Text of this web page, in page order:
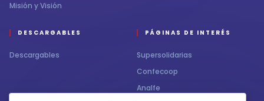
Misión y Visión
DESCARGABLES
Descargables
PÁGINAS DE INTERÉS
Supersolidarias
Confecoop
Analfe